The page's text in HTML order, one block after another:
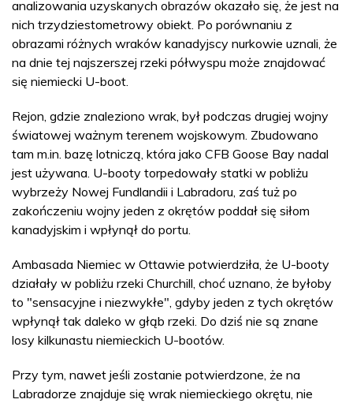
analizowania uzyskanych obrazów okazało się, że jest na
nich trzydziestometrowy obiekt. Po porównaniu z
obrazami różnych wraków kanadyjscy nurkowie uznali, że
na dnie tej najszerszej rzeki półwyspu może znajdować
się niemiecki U-boot.
Rejon, gdzie znaleziono wrak, był podczas drugiej wojny
światowej ważnym terenem wojskowym. Zbudowano
tam m.in. bazę lotniczą, która jako CFB Goose Bay nadal
jest używana. U-booty torpedowały statki w pobliżu
wybrzeży Nowej Fundlandii i Labradoru, zaś tuż po
zakończeniu wojny jeden z okrętów poddał się siłom
kanadyjskim i wpłynął do portu.
Ambasada Niemiec w Ottawie potwierdziła, że U-booty
działały w pobliżu rzeki Churchill, choć uznano, że byłoby
to "sensacyjne i niezwykłe", gdyby jeden z tych okrętów
wpłynął tak daleko w głąb rzeki. Do dziś nie są znane
losy kilkunastu niemieckich U-bootów.
Przy tym, nawet jeśli zostanie potwierdzone, że na
Labradorze znajduje się wrak niemieckiego okrętu, nie